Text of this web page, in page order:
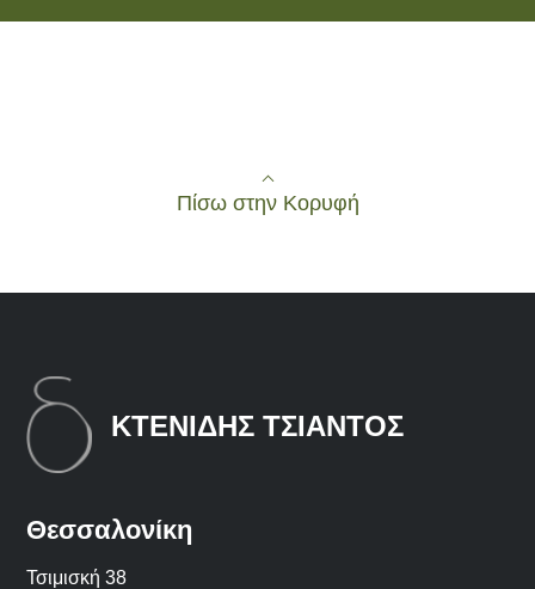
Πίσω στην Κορυφή
ΚΤΕΝΙΔΗΣ ΤΣΙΑΝΤΟΣ
Θεσσαλονίκη
Τσιμισκή 38